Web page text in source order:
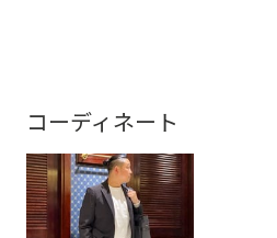
コーディネート